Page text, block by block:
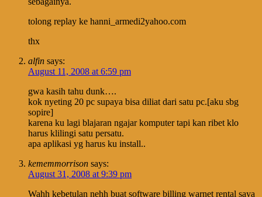
tolong replay ke hanni_armedi2yahoo.com
thx
alfin says:
August 11, 2008 at 6:59 pm
gwa kasih tahu dunk….
kok nyeting 20 pc supaya bisa diliat dari satu pc.[aku sbg
sopire]
karena ku lagi blajaran ngajar komputer tapi kan ribet klo
harus klilingi satu persatu.
apa aplikasi yg harus ku install..
kememmorrison says:
August 31, 2008 at 9:39 pm
Wahh kebetulan nehh buat software billing warnet rental saya